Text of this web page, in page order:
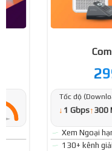
Tốc độ
↓ 1 Gbps↑ 300
Xem Ngoại
130+ kênh